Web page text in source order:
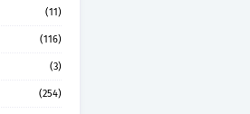
(11)
(116)
(3)
(254)